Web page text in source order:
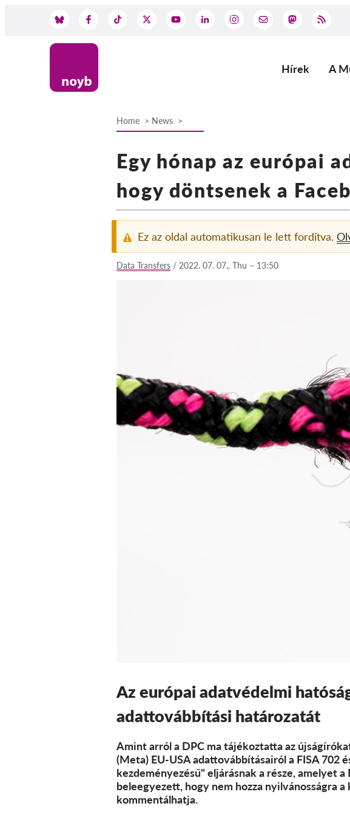
Main
Hírek A
Home News
Egy hónap az európai
hogy döntsenek a
Ez az oldal automatikusan le lett fordítva.
Data Transfers / 2022. 07. 07., Thu – 13:50
Az európai adatvédelmi
adattovábbítási határozatát
Amint arról a DPC ma tájékoztatta az
(Meta) EU-USA adattovábbításairól a FISA 702
kezdeményezésű" eljárásnak a része, amelyet
beleegyezett, hogy nem hozza nyilvánosságra
kommentálhatja.